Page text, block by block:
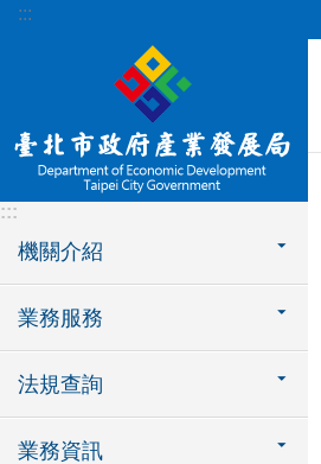
跳到主要內容區塊
:::
:::
機關介紹
業務服務
法規查詢
業務資訊